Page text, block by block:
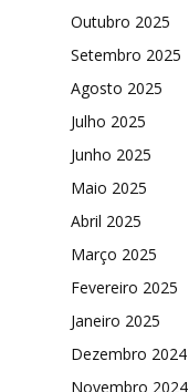
Outubro 2025
Setembro 2025
Agosto 2025
Julho 2025
Junho 2025
Maio 2025
Abril 2025
Março 2025
Fevereiro 2025
Janeiro 2025
Dezembro 2024
Novembro 2024